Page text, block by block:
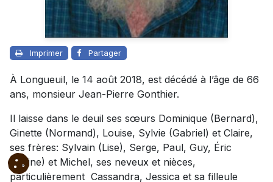
Imprimer Partager
À Longueuil, le 14 août 2018, est décédé à l’âge de 66
ans, monsieur Jean-Pierre Gonthier.
Il laisse dans le deuil ses sœurs Dominique (Bernard),
Ginette (Normand), Louise, Sylvie (Gabriel) et Claire,
ses frères: Sylvain (Lise), Serge, Paul, Guy, Éric
(Céline) et Michel, ses neveux et nièces,
particulièrement Cassandra, Jessica et sa filleule